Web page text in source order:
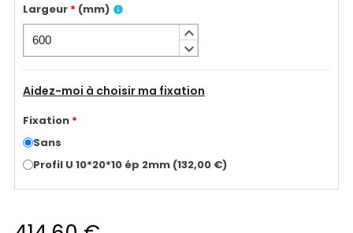
Largeur * (mm) info
keyboard_arrow_up
keyboard_arrow_down
Aidez-moi à choisir ma fixation
Fixation *
Sans
Profil U 10*20*10 ép 2mm (132,00 €)